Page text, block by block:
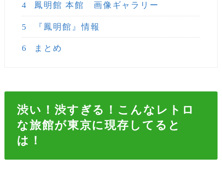
4 鳳明館 本館 画像ギャラリー
5 『鳳明館』情報
6 まとめ
渋い！渋すぎる！こんなレトロ
な旅館が東京に現存してると
は！